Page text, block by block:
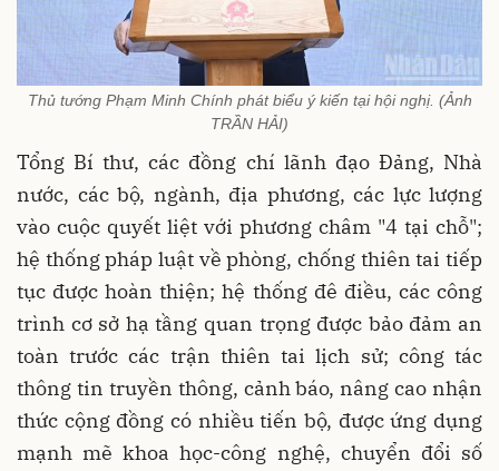
Thủ tướng Phạm Minh Chính phát biểu ý kiến tại hội nghị. (Ảnh
TRẦN HẢI)
Tổng Bí thư, các đồng chí lãnh đạo Đảng, Nhà
nước, các bộ, ngành, địa phương, các lực lượng
vào cuộc quyết liệt với phương châm "4 tại chỗ";
hệ thống pháp luật về phòng, chống thiên tai tiếp
tục được hoàn thiện; hệ thống đê điều, các công
trình cơ sở hạ tầng quan trọng được bảo đảm an
toàn trước các trận thiên tai lịch sử; công tác
thông tin truyền thông, cảnh báo, nâng cao nhận
thức cộng đồng có nhiều tiến bộ, được ứng dụng
mạnh mẽ khoa học-công nghệ, chuyển đổi số